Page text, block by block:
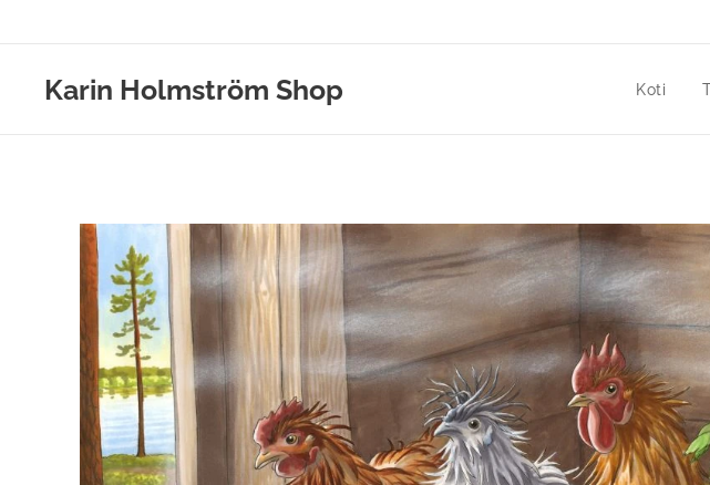
Karin Holmström Shop Koti